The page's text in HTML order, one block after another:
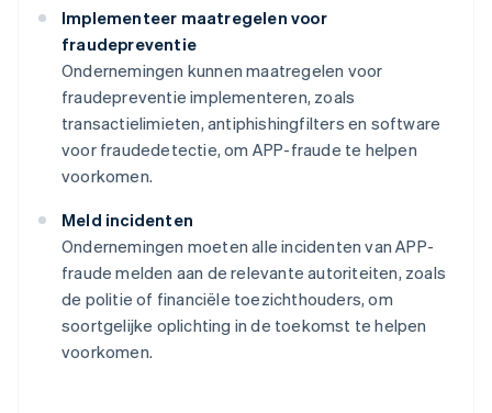
Implementeer maatregelen voor
fraudepreventie
Ondernemingen kunnen maatregelen voor
fraudepreventie implementeren, zoals
transactielimieten, antiphishingfilters en software
voor fraudedetectie, om APP-fraude te helpen
voorkomen.
Meld incidenten
Ondernemingen moeten alle incidenten van APP-
fraude melden aan de relevante autoriteiten, zoals
de politie of financiële toezichthouders, om
soortgelijke oplichting in de toekomst te helpen
voorkomen.